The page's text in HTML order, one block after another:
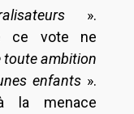
».
ce vote ne
toute ambition
enfants ».
la menace